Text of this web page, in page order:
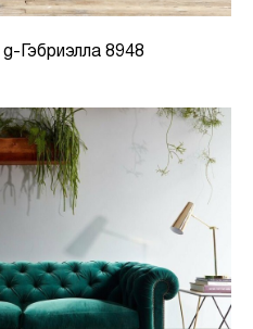
Гэбриэлла 8948